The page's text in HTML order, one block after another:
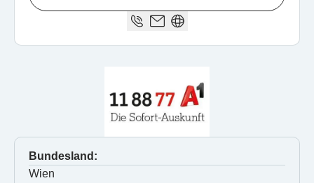
Bundesland:
Wien